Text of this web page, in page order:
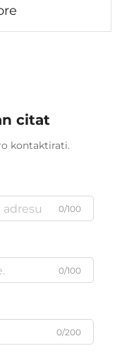
citat
kontaktirati.
0/100
0/100
0/200